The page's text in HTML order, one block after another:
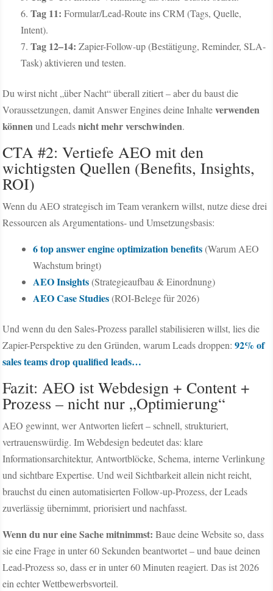
Tag 11: Formular/Lead-Route ins CRM (Tags, Quelle,
Intent).
Tag 12–14: Zapier-Follow-up (Bestätigung, Reminder, SLA-
Task) aktivieren und testen.
Du wirst nicht „über Nacht“ überall zitiert – aber du baust die
Voraussetzungen, damit Answer Engines deine Inhalteverwenden
könnenund Leadsnicht mehr verschwinden.
CTA #2: Vertiefe AEO mit den
wichtigsten Quellen (Benefits, Insights,
ROI)
Wenn du AEO strategisch im Team verankern willst, nutze diese drei
Ressourcen als Argumentations- und Umsetzungsbasis:
6 top answer engine optimization benefits(Warum AEO
Wachstum bringt)
AEO Insights(Strategieaufbau & Einordnung)
AEO Case Studies(ROI-Belege für 2026)
Und wenn du den Sales-Prozess parallel stabilisieren willst, lies die
Zapier-Perspektive zu den Gründen, warum Leads droppen:92% of
sales teams drop qualified leads…
Fazit: AEO ist Webdesign + Content +
Prozess – nicht nur „Optimierung“
AEO gewinnt, wer Antworten liefert – schnell, strukturiert,
vertrauenswürdig. Im Webdesign bedeutet das: klare
Informationsarchitektur, Antwortblöcke, Schema, interne Verlinkung
und sichtbare Expertise. Und weil Sichtbarkeit allein nicht reicht,
brauchst du einen automatisierten Follow-up-Prozess, der Leads
zuverlässig übernimmt, priorisiert und nachfasst.
Wenn du nur eine Sache mitnimmst: Baue deine Website so, dass
sie eine Frage in unter 60 Sekunden beantwortet – und baue deinen
Lead-Prozess so, dass er in unter 60 Minuten reagiert. Das ist 2026
ein echter Wettbewerbsvorteil.